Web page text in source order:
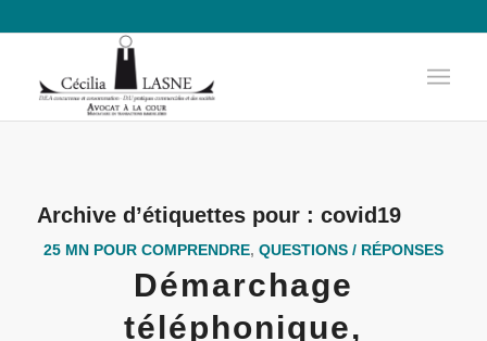
Archive d’étiquettes pour : covid19
25 MN POUR COMPRENDRE, QUESTIONS / RÉPONSES
Démarchage
téléphonique,